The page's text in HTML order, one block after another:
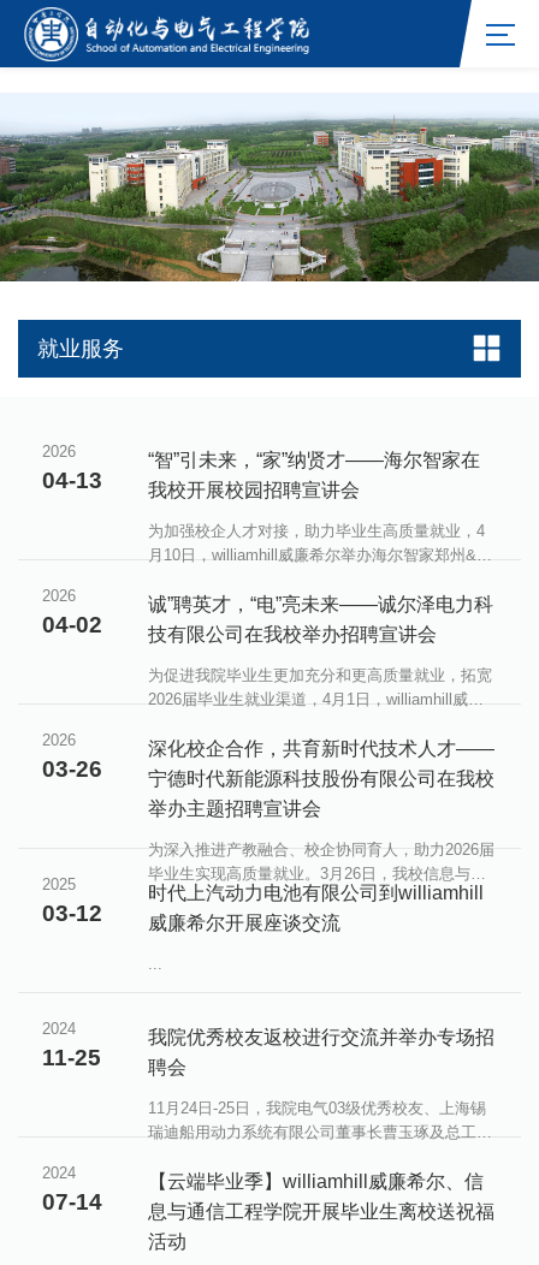
williamhill官网网站
就业服务
2026
04-13
“智”引未来，“家”纳贤才——海尔智家在
我校开展校园招聘宣讲会
为加强校企人才对接，助力毕业生高质量就业，4
月10日，williamhill威廉希尔举办海尔智家郑州&武
40余名应届毕业生参加活动。海尔智家人力资源经
理李科达先生向在场学生详细介绍了海尔集团的发
化以及本次招聘的岗位需求、培养体系、薪酬福利
及职业发展通道，使学生对加入海尔智家有了全面
生展开面对面交流，......
2026
04-02
诚”聘英才，“电”亮未来——诚尔泽电力科
技有限公司在我校举办招聘宣讲会
为促进我院毕业生更加充分和更高质量就业，拓宽
2026届毕业生就业渠道，4月1日，williamhill威廉
会。学院毕业班辅导员薛松及70余名电气、自动
化、测控、飞行器、无人驾驶等专业应届毕业生参
加活动。诚尔泽电力科技有限公司是国家级高新技
术企业、省级专精特新企业，长期深耕电网无人机
带电作业领域，处于行业领先地位。宣讲会上，招
聘团队以企业宣传片为载体，系统呈现了公司发展
历程、技术积淀与市场布局，......
2026
03-26
深化校企合作，共育新时代技术人才——
宁德时代新能源科技股份有限公司在我校
举办主题招聘宣讲会
为深入推进产教融合、校企协同育人，助力2026届
毕业生实现高质量就业。3月26日，我校信息与通
信工程学院、williamhill威廉希尔联合举办宁德时代
专场招聘宣讲会，助力2026届毕业生高质量就业。
百名应届毕业生到场参与。宁德时代作为全球动力
出在通信技术、智能储能等领域的积累。招聘负责
人解读了面向电气、......
2025
03-12
时代上汽动力电池有限公司到williamhill
威廉希尔开展座谈交流
2024
11-25
我院优秀校友返校进行交流并举办专场招
聘会
11月24日-25日，我院电气03级优秀校友、上海锡
瑞迪船用动力系统有限公司董事长曹玉琢及总工程
研究生及本科生代表与两位校友进行交流座谈，本
次活动由王晓雷教授主持。交流会上，曹玉琢与王
在绿色航运领域的应用情况，展示了团队在该领域
2024
07-14
【云端毕业季】williamhill威廉希尔、信
息与通信工程学院开展毕业生离校送祝福
活动